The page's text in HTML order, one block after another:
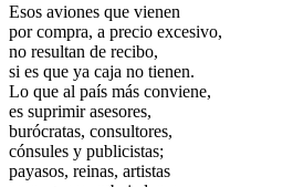
Esos aviones que vienen
por compra, a precio excesivo,
no resultan de recibo,
si es que ya caja no tienen.
Lo que al país más conviene,
es suprimir asesores,
burócratas, consultores,
cónsules y publicistas;
payasos, reinas, artistas